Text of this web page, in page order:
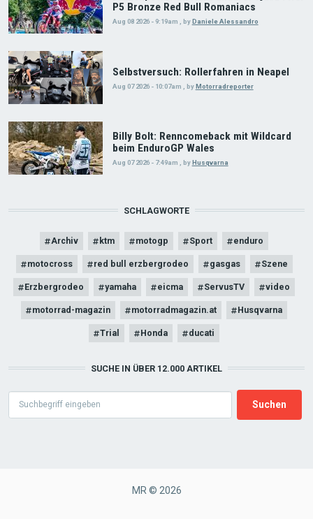
P5 Bronze Red Bull Romaniacs
Aug 08 2026 - 9:19am , by Daniele Alessandro
Selbstversuch: Rollerfahren in Neapel
Aug 07 2026 - 10:07am byMotorradreporter
Billy Bolt: Renncomeback mit Wildcard
beim EnduroGP Wales
Aug 07 2026 - 7:49am byHusqvarna
SCHLAGWORTE
Archiv ktm motogp Sport enduro
motocross red bull erzbergrodeo gasgas Szene
Erzbergrodeo yamaha eicma ServusTV video
motorrad-magazin motorradmagazin.at Husqvarna
Trial Honda ducati
SUCHE IN ÜBER 12.000 ARTIKEL
MR © 2026